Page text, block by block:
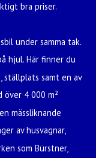
bra priser.
under samma tak.
hjul. Här finner du
ställplats samt en av
över 4 000 m²
mässliknande
av husvagnar,
som Bürstner,